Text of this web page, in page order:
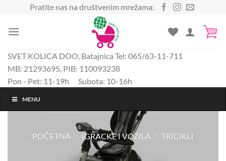
sadržaj
Pratite nas na društvenim mrežama:
SVET KOLICA DOO, Batajnica Tel: 065/63-11-711
MB: 21293695, PIB: 110093238
Pon - Pet: 11-19h Subota: 10-16h
MENU
POČETNA / IGRACKE I VOZILA / TRICIKLI